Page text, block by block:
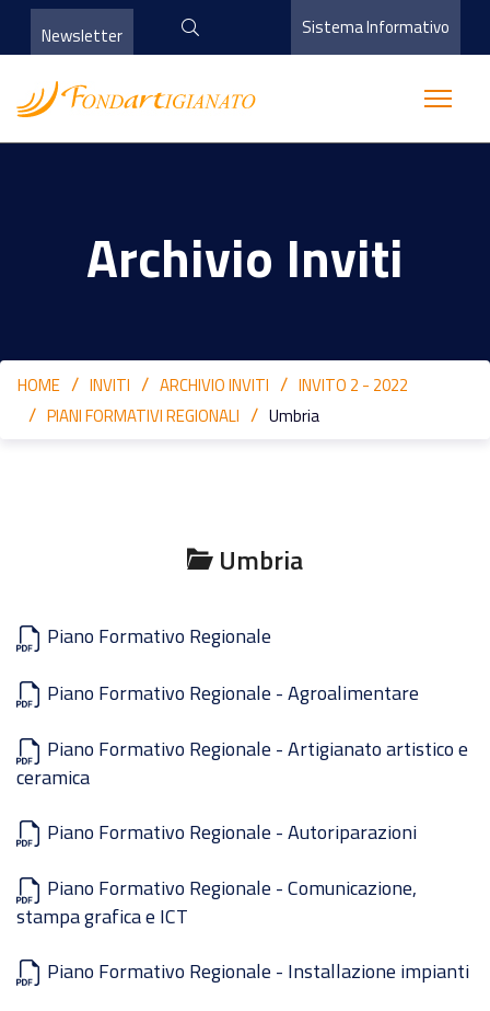
Newsletter Sistema Informativo
Archivio Inviti
HOME INVITI ARCHIVIO INVITI
INVITO 2 - 2022
PIANI FORMATIVI REGIONALI
Umbria
Umbria
Piano Formativo Regionale
Piano Formativo Regionale - Agroalimentare
Piano Formativo Regionale - Artigianato artistico e
ceramica
Piano Formativo Regionale - Autoriparazioni
Piano Formativo Regionale - Comunicazione,
stampa grafica e ICT
Piano Formativo Regionale - Installazione impianti